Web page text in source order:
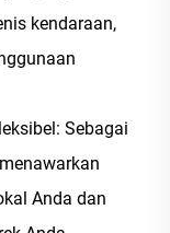
kendaraan,
Sebagai
Anda dan